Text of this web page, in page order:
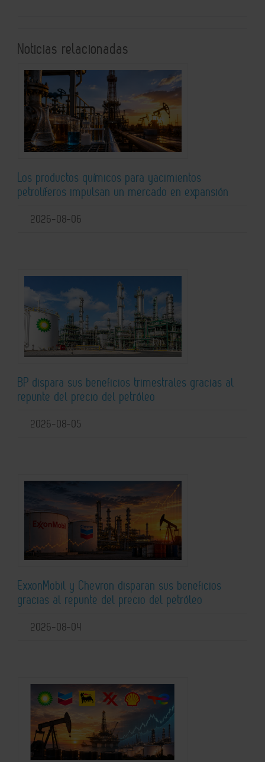
Noticias relacionadas
Los productos químicos para yacimientos
petrolíferos impulsan un mercado en expansión
2026-08-06
BP dispara sus beneficios trimestrales gracias al
repunte del precio del petróleo
2026-08-05
ExxonMobil y Chevron disparan sus beneficios
gracias al repunte del precio del petróleo
2026-08-04